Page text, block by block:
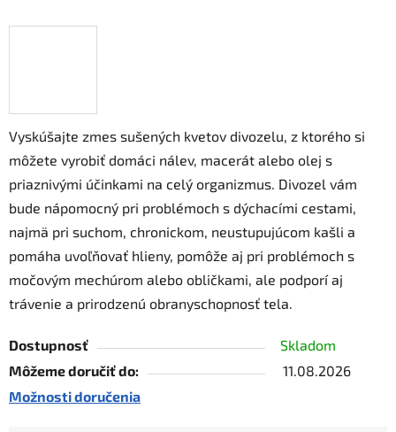
Vyskúšajte zmes sušených kvetov divozelu, z ktorého si
môžete vyrobiť domáci nálev, macerát alebo olej s
priaznivými účinkami na celý organizmus. Divozel vám
bude nápomocný pri problémoch s dýchacími cestami,
najmä pri suchom, chronickom, neustupujúcom kašli a
pomáha uvoľňovať hlieny, pomôže aj pri problémoch s
močovým mechúrom alebo obličkami, ale podporí aj
trávenie a prirodzenú obranyschopnosť tela.
Dostupnosť
Skladom
Môžeme doručiť do:
11.08.2026
Možnosti doručenia